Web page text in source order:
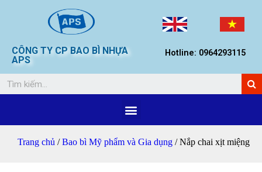
CÔNG TY CP BAO BÌ NHỰA
APS
Hotline: 0964293115
Trang chủ /Bao bì Mỹ phẩm và Gia dụng / Nắp chai xịt miệng